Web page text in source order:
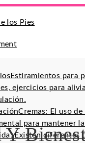
Estiramientos para
ejercicios para
Cremas: El uso
para mantener
Existen diferentes
Y